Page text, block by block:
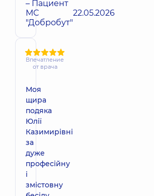
– Пациент
МС
"Добробут"
22.05.2026
Впечатление
от врача
Моя
щира
подяка
Юлії
Казимирівні
за
дуже
професійну
і
змістовну